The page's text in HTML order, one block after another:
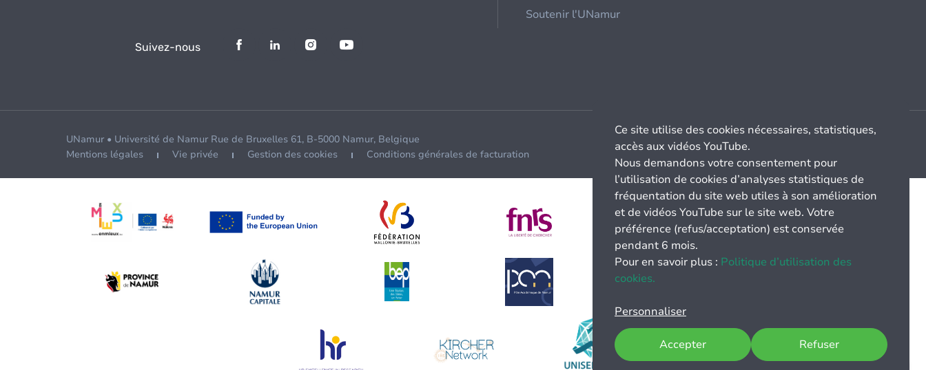
Soutenir l'UNamur
Suivez-nous
UNamur • Université de Namur Rue de Bruxelles 61, B-5000 Namur, Belgique
Mentions légales
Vie privée Gestion des cookies Conditions générales de facturation
Ce site utilise des cookies nécessaires, statistiques,
accès aux vidéos YouTube.
Nous demandons votre consentement pour
l’utilisation de cookies d’analyses statistiques de
fréquentation du site web utiles à son amélioration
et de vidéos YouTube sur le site web. Votre
préférence (refus/acceptation) est conservée
pendant 6 mois.
Pour en savoir plus : Politique d’utilisation des
cookies.
Personnaliser
Refuser
Accepter